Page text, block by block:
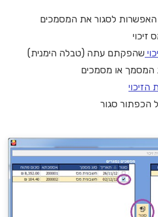
לסגור את המסמכים
זיכוי
שהפקתם עתה (טבלה הימנית)
המסמך או מסמכים
הזיכוי
הכפתור סגור